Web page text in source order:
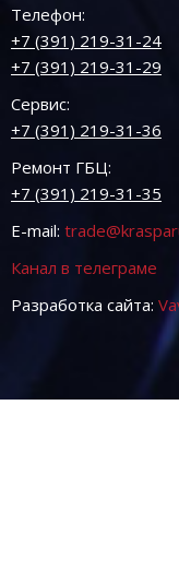
Телефон:
+7 (391) 219-31-24
+7 (391) 219-31-29
Сервис:
+7 (391) 219-31-36
Ремонт ГБЦ:
+7 (391) 219-31-35
E-mail:
Канал в телеграме
Разработка сайта: